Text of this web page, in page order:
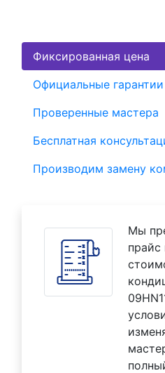
Фиксированная цена
Официальные гарантии
Проверенные мастера
Бесплатная
Производим замену
Мы
прайс